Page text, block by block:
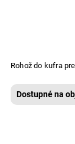
Rohož do kufra
Dostupné na